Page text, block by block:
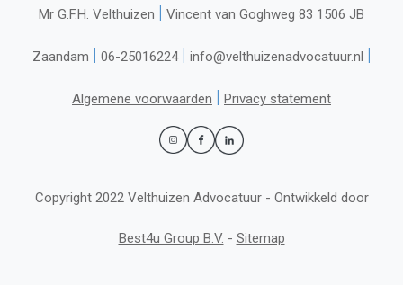
Mr G.F.H. Velthuizen | Vincent van Goghweg 83 1506 JB
Zaandam | 06-25016224 | info@velthuizenadvocatuur.nl |
Algemene voorwaarden | Privacy statement
Copyright 2022 Velthuizen Advocatuur - Ontwikkeld door
Best4u Group B.V. - Sitemap